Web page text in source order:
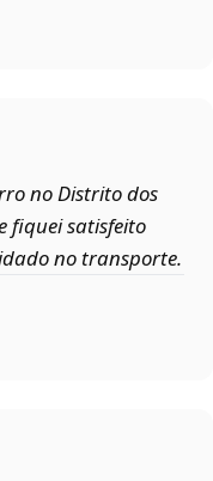
no Distrito dos
fiquei satisfeito
no transporte.